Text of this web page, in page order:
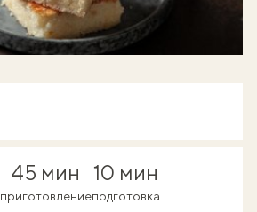
45 мин
приготовление
10 мин
подготовка